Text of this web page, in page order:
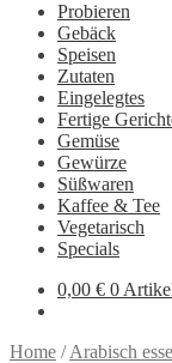
Probieren
Gebäck
Speisen
Zutaten
Eingelegtes
Fertige
Gemüse
Gewürze
Süßwaren
Kaffee & Tee
Vegetarisch
Specials
0,00 € 0
Home /Arabisch